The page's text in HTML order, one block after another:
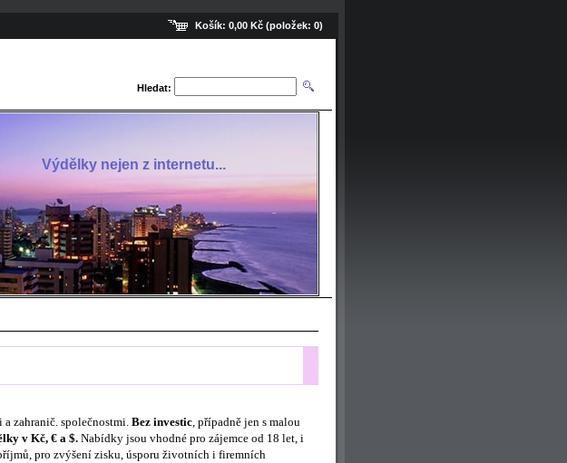
Hledat:
Výdělky nejen z internetu...
a zahranič.společnostmi. Bez investic, případně jen s malou
v Kč, € a $. Nabídky jsou vhodné pro zájemce od 18 let, i
pro zvýšení zisku, úsporu životních i firemních
Košík: 0,00 Kč (položek: 0)